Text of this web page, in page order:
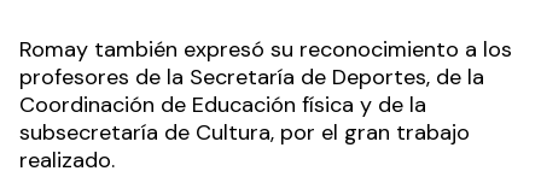
Romay también expresó su reconocimiento a los
profesores de la Secretaría de Deportes, de la
Coordinación de Educación física y de la
subsecretaría de Cultura, por el gran trabajo
realizado.